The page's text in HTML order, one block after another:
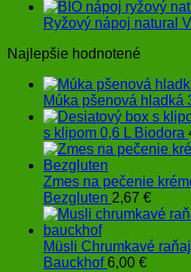
Ryžový nápoj natural
Najlepšie hodnotené
Múka pšenová hladká
s klipom 0,6 L Biodora
Zmes na pečenie
Bezgluten 2,67 €
Müsli Chrumkavé
Bauckhof 6,00 €